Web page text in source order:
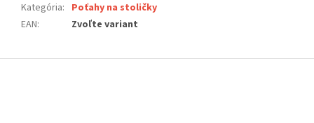
Kategória: Poťahy na stoličky
EAN: Zvoľte variant